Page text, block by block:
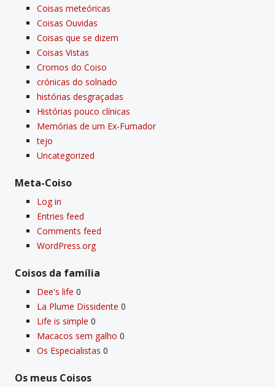
Coisas meteóricas
Coisas Ouvidas
Coisas que se dizem
Coisas Vistas
Cromos do Coiso
crónicas do solnado
histórias desgraçadas
Histórias pouco clí­nicas
Memórias de um Ex-Fumador
tejo
Uncategorized
Meta-Coiso
Log in
Entries feed
Comments feed
WordPress.org
Coisos da famí­lia
Dee's life 0
La Plume Dissidente 0
Life is simple 0
Macacos sem galho 0
Os Especialistas 0
Os meus Coisos